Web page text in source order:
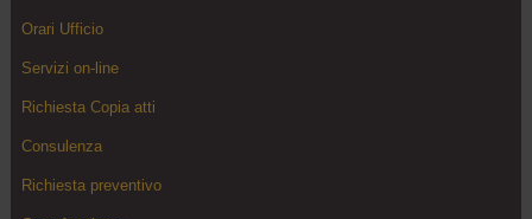
Orari Ufficio
Servizi on-line
Richiesta Copia atti
Consulenza
Richiesta preventivo